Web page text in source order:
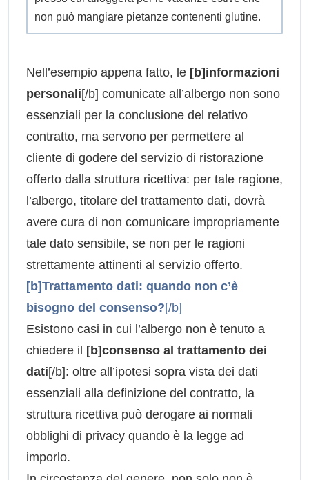
non può mangiare pietanze contenenti glutine.
Nell’esempio appena fatto, le [b]informazioni
personali[/b] comunicate all’albergo non sono
essenziali per la conclusione del relativo
contratto, ma servono per permettere al
cliente di godere del servizio di ristorazione
offerto dalla struttura ricettiva: per tale ragione,
l’albergo, titolare del trattamento dati, dovrà
avere cura di non comunicare impropriamente
tale dato sensibile, se non per le ragioni
strettamente attinenti al servizio offerto.
[b]Trattamento dati: quando non c’è
bisogno del consenso?[/b]
Esistono casi in cui l’albergo non è tenuto a
chiedere il [b]consenso al trattamento dei
dati[/b]: oltre all’ipotesi sopra vista dei dati
essenziali alla definizione del contratto, la
struttura ricettiva può derogare ai normali
obblighi di privacy quando è la legge ad
imporlo.